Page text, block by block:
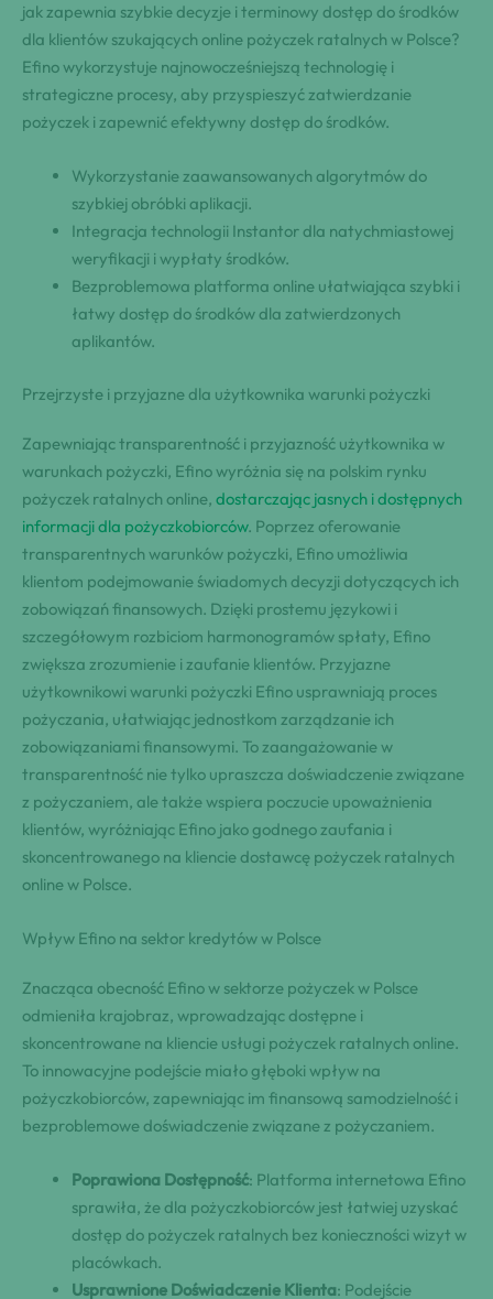
jak zapewnia szybkie decyzje i terminowy dostęp do środków
dla klientów szukających online pożyczek ratalnych w Polsce?
Efino wykorzystuje najnowocześniejszą technologię i
strategiczne procesy, aby przyspieszyć zatwierdzanie
pożyczek i zapewnić efektywny dostęp do środków.
Wykorzystanie zaawansowanych algorytmów do
szybkiej obróbki aplikacji.
Integracja technologii Instantor dla natychmiastowej
weryfikacji i wypłaty środków.
Bezproblemowa platforma online ułatwiająca szybki i
łatwy dostęp do środków dla zatwierdzonych
aplikantów.
Przejrzyste i przyjazne dla użytkownika warunki pożyczki
Zapewniając transparentność i przyjazność użytkownika w
warunkach pożyczki, Efino wyróżnia się na polskim rynku
pożyczek ratalnych online, dostarczając jasnych i dostępnych
informacji dla pożyczkobiorców. Poprzez oferowanie
transparentnych warunków pożyczki, Efino umożliwia
klientom podejmowanie świadomych decyzji dotyczących ich
zobowiązań finansowych. Dzięki prostemu językowi i
szczegółowym rozbiciom harmonogramów spłaty, Efino
zwiększa zrozumienie i zaufanie klientów. Przyjazne
użytkownikowi warunki pożyczki Efino usprawniają proces
pożyczania, ułatwiając jednostkom zarządzanie ich
zobowiązaniami finansowymi. To zaangażowanie w
transparentność nie tylko upraszcza doświadczenie związane
z pożyczaniem, ale także wspiera poczucie upoważnienia
klientów, wyróżniając Efino jako godnego zaufania i
skoncentrowanego na kliencie dostawcę pożyczek ratalnych
online w Polsce.
Wpływ Efino na sektor kredytów w Polsce
Znacząca obecność Efino w sektorze pożyczek w Polsce
odmieniła krajobraz, wprowadzając dostępne i
skoncentrowane na kliencie usługi pożyczek ratalnych online.
To innowacyjne podejście miało głęboki wpływ na
pożyczkobiorców, zapewniając im finansową samodzielność i
bezproblemowe doświadczenie związane z pożyczaniem.
Poprawiona Dostępność: Platforma internetowa Efino
sprawiła, że dla pożyczkobiorców jest łatwiej uzyskać
dostęp do pożyczek ratalnych bez konieczności wizyt w
placówkach.
Usprawnione Doświadczenie Klienta: Podejście